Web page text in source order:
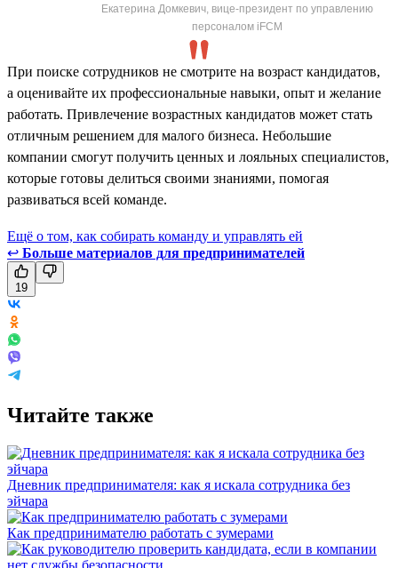
Екатерина Домкевич, вице-президент по управлению
персоналом iFCM
При поиске сотрудников не смотрите на возраст кандидатов,
а оценивайте их профессиональные навыки, опыт и желание
работать. Привлечение возрастных кандидатов может стать
отличным решением для малого бизнеса. Небольшие
компании смогут получить ценных и лояльных специалистов,
которые готовы делиться своими знаниями, помогая
развиваться всей команде.
Ещё о том, как собирать команду и управлять ей
↩ Больше материалов для предпринимателей
19
Читайте также
Дневник предпринимателя: как я искала сотрудника без
эйчара
Как предпринимателю работать с зумерами